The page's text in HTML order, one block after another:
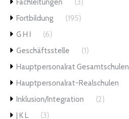
Fachleitungen
(3)
Fortbildung
(195)
G H I
(6)
Geschäftsstelle
(1)
Hauptpersonalrat Gesamtschulen
Hauptpersonalrat-Realschulen
Inklusion/Integration
(2)
J K L
(3)